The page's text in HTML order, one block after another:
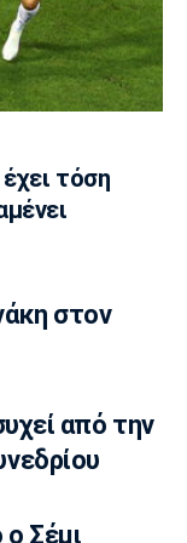
στο γήπεδο
η
με 2-0 επί
τόση
στον
από την
Σέμι